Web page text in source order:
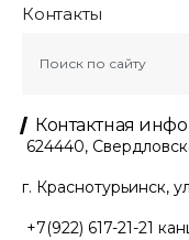
Контакты
Контактная
624440,
г. Краснотурьинск,
+7(922) 617-21-21